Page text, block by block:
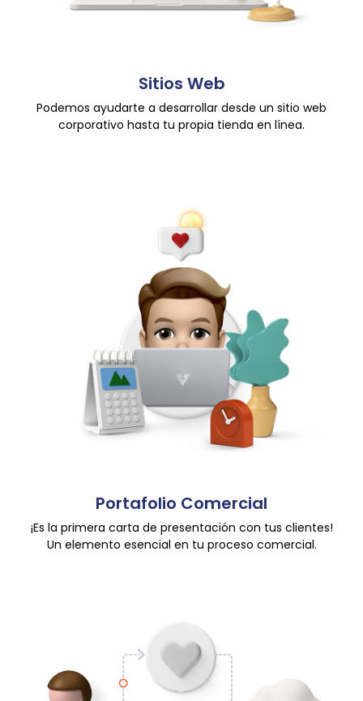
Sitios Web
Podemos ayudarte a desarrollar desde un sitio web
corporativo hasta tu propia tienda en línea.
Portafolio Comercial
¡Es la primera carta de presentación con tus clientes!
Un elemento esencial en tu proceso comercial.